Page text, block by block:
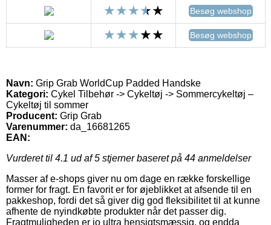
Besøg webshop
Besøg webshop
Navn: Grip Grab WorldCup Padded Handske
Kategori: Cykel Tilbehør -> Cykeltøj -> Sommercykeltøj –
Cykeltøj til sommer
Producent: Grip Grab
Varenummer: da_16681265
EAN:
Vurderet til 4.1 ud af 5 stjerner baseret på 44 anmeldelser
Masser af e-shops giver nu om dage en række forskellige
former for fragt. En favorit er for øjeblikket at afsende til en
pakkeshop, fordi det så giver dig god fleksibilitet til at kunne
afhente de nyindkøbte produkter når det passer dig.
Fragtmuligheden er jo ultra hensigtsmæssig, og endda